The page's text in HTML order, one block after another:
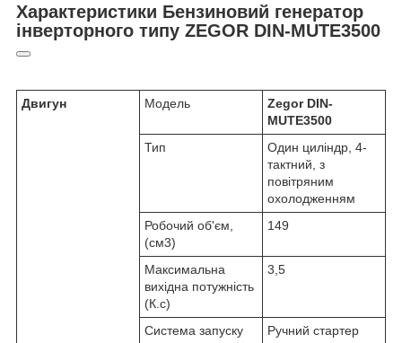
Характеристики Бензиновий генератор
інверторного типу ZEGOR DIN-MUTE3500
Двигун Модель
Zegor DIN-
MUTE3500
Тип
Один циліндр, 4-
тактний, з
повітряним
охолодженням
Робочий об'єм,
(см3)
149
Максимальна
вихідна потужність
(К.с)
3,5
Система запуску Ручний стартер